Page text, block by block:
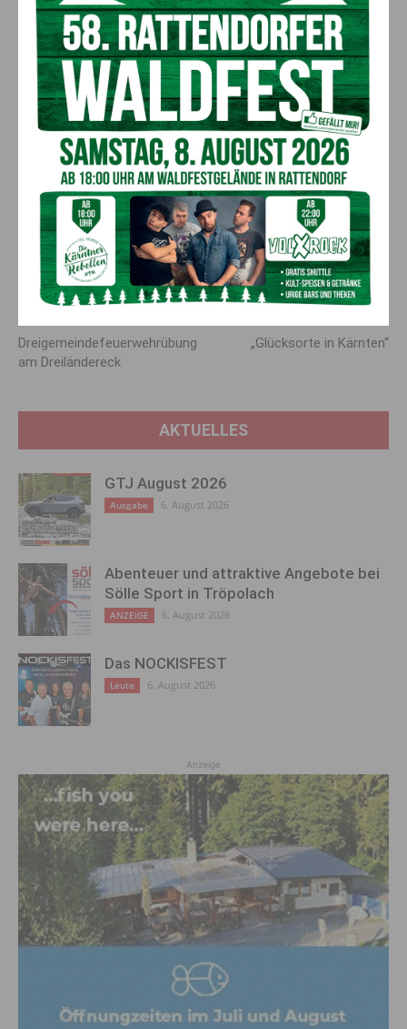
Ihre Projekte umzusetzen – immer nach dem Motto „A bissl
mehr als malen“
Dekorationsmalerei Christian Karl
9640 Kötschach-Mauthen
0664/5986607
dekorationsmalerei-c.karl@gmx.at
Dreigemeindefeuerwehrübung
am Dreiländereck
„Glücksorte in Kärnten“
AKTUELLES
GTJ August 2026
Ausgabe 6. August 2026
Abenteuer und attraktive Angebote bei
Sölle Sport in Tröpolach
ANZEIGE 6. August 2026
Das NOCKISFEST
Leute 6. August 2026
Anzeige